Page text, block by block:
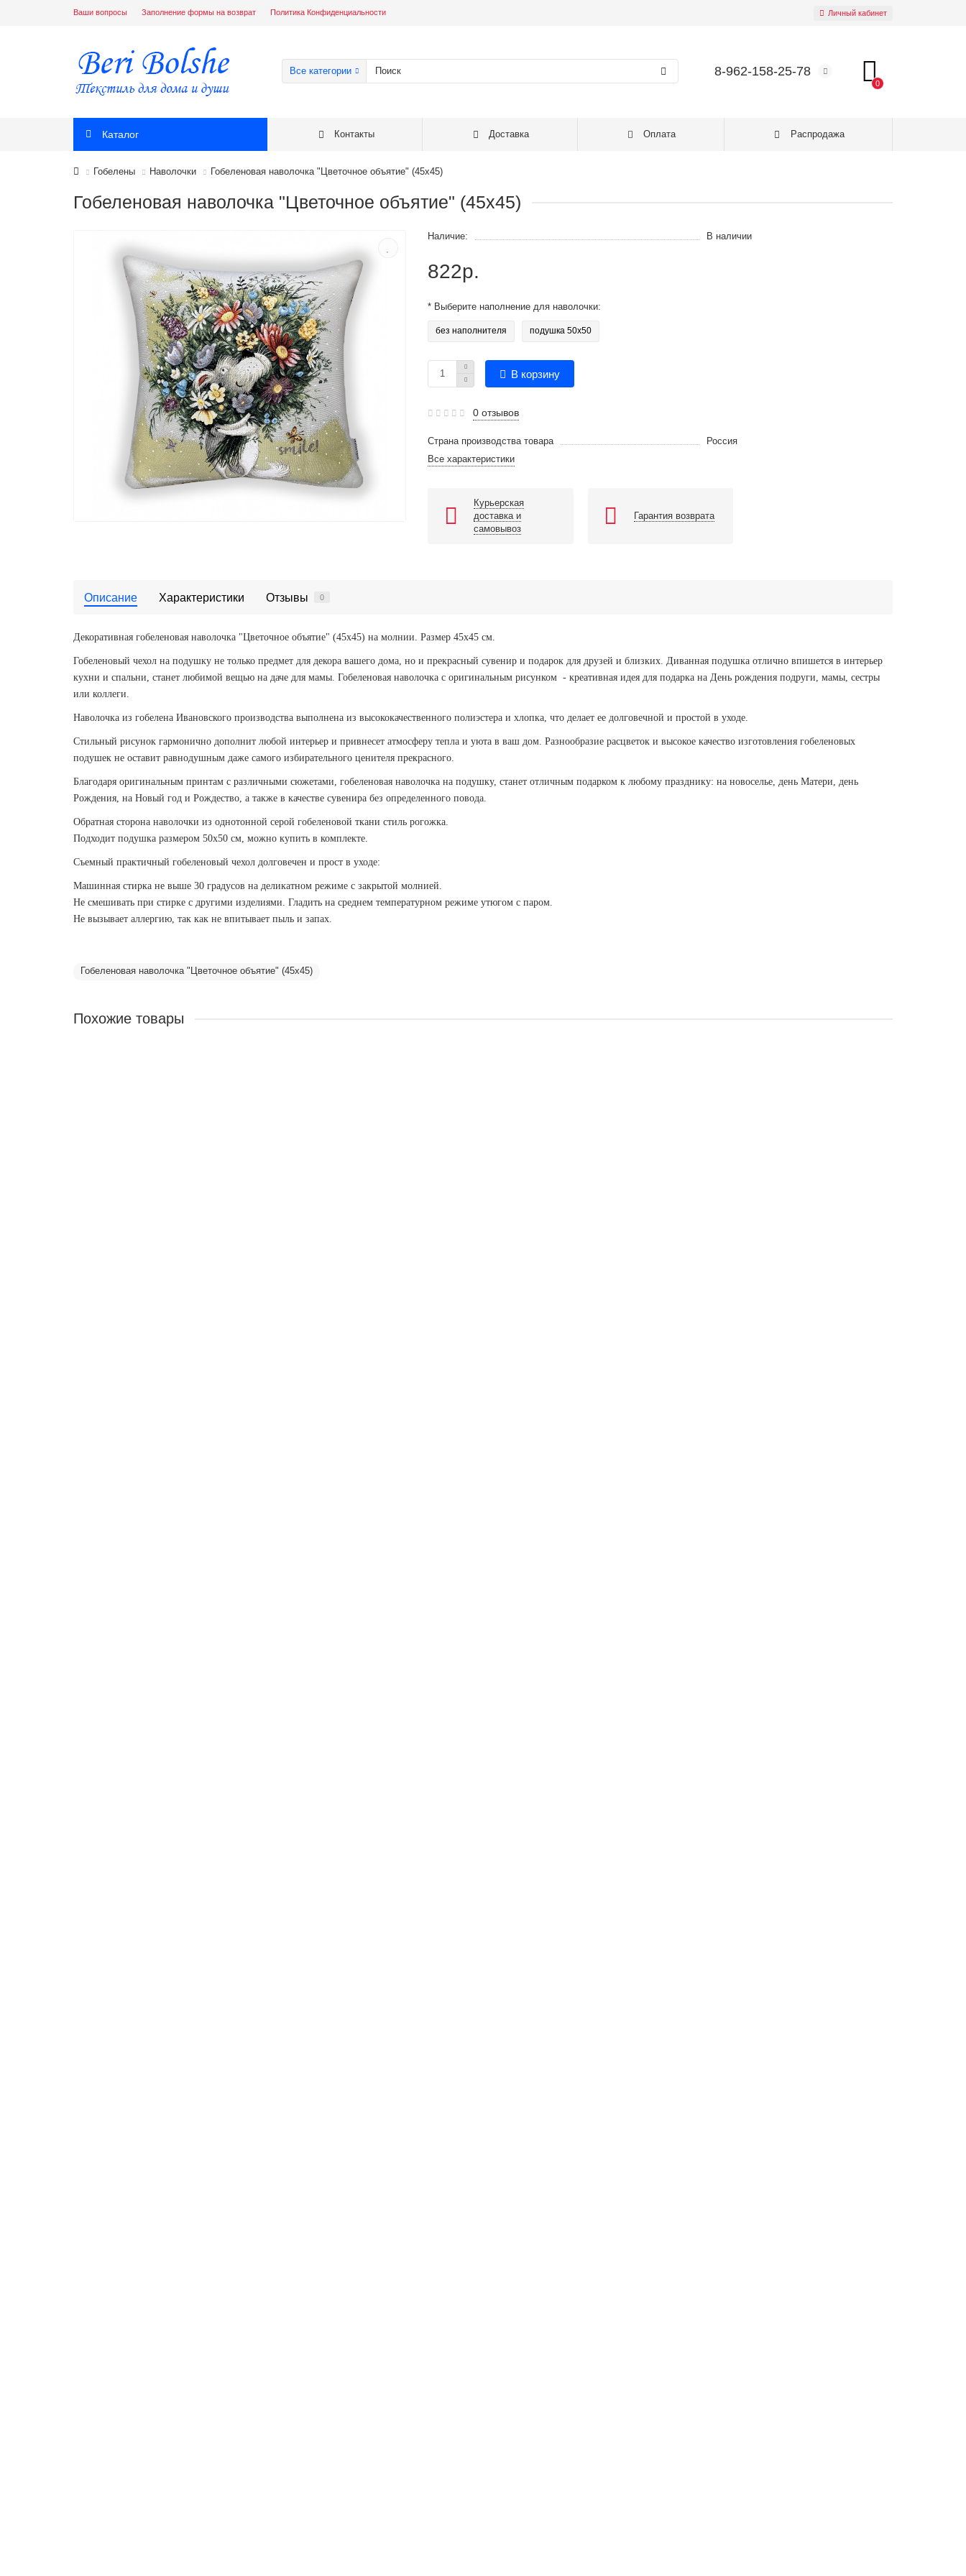
Ваши вопросы Заполнение формы на возврат Политика Конфиденциальности Личный кабинет
Все категории 8-962-158-25-78
0
Каталог Контакты Доставка Оплата Распродажа
Гобелены Наволочки Гобеленовая наволочка "Цветочное объятие" (45х45)
Гобеленовая наволочка "Цветочное объятие" (45х45)
Наличие: В наличии
822р.
* Выберите наполнение для наволочки:
без наполнителя подушка 50х50
В корзину
0 отзывов
Страна производства товара
Россия
Все характеристики
Курьерская
доставка и
самовывоз
Гарантия возврата
Описание Характеристики Отзывы 0
Декоративная гобеленовая наволочка "Цветочное объятие" (45х45) на молнии. Размер 45х45 см.
Гобеленовый чехол на подушку не только предмет для декора вашего дома, но и прекрасный сувенир и подарок для друзей и близких. Диванная подушка отлично впишется в интерьер
кухни и спальни, станет любимой вещью на даче для мамы. Гобеленовая наволочка с оригинальным рисунком - креативная идея для подарка на День рождения подруги, мамы, сестры
или коллеги.
Наволочка из гобелена Ивановского производства выполнена из высококачественного полиэстера и хлопка, что делает ее долговечной и простой в уходе.
Стильный рисунок гармонично дополнит любой интерьер и привнесет атмосферу тепла и уюта в ваш дом. Разнообразие расцветок и высокое качество изготовления гобеленовых
подушек не оставит равнодушным даже самого избирательного ценителя прекрасного.
Благодаря оригинальным принтам с различными сюжетами, гобеленовая наволочка на подушку, станет отличным подарком к любому празднику: на новоселье, день Матери, день
Рождения, на Новый год и Рождество, а также в качестве сувенира без определенного повода.
Обратная сторона наволочки из однотонной серой гобеленовой ткани стиль рогожка.
Подходит подушка размером 50х50 см, можно купить в комплекте.
Съемный практичный гобеленовый чехол долговечен и прост в уходе:
Машинная стирка не выше 30 градусов на деликатном режиме с закрытой молнией.
Не смешивать при стирке с другими изделиями. Гладить на среднем температурном режиме утюгом с паром.
Не вызывает аллергию, так как не впитывает пыль и запах.
Гобеленовая наволочка "Цветочное объятие" (45х45)
Похожие товары